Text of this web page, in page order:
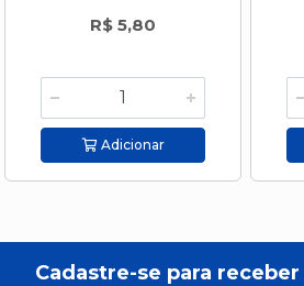
R$ 5,80
Adicionar
Cadastre-se para receber